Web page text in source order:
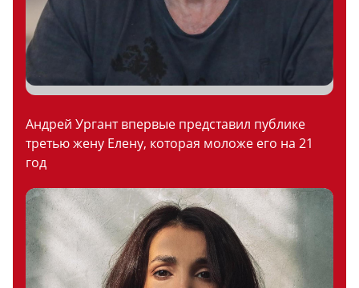
Андрей Ургант впервые представил публике
третью жену Елену, которая моложе его на 21
год